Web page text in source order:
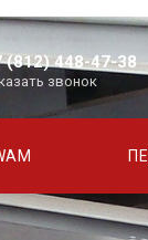
(812) 448-47-38
звонок